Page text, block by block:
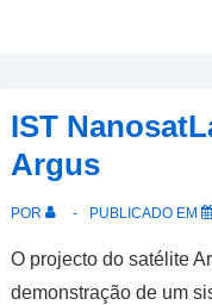
IST
Argus
POR PUBLICADO EM
O projecto do satélite
demonstração de um